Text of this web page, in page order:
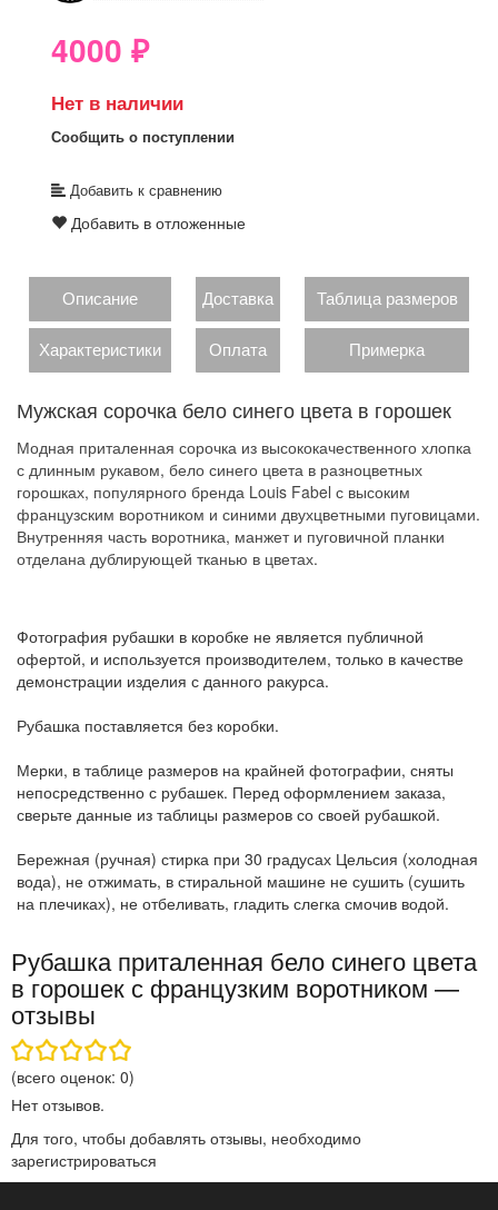
4000 ₽
Нет в наличии
Сообщить о поступлении
Добавить к сравнению
Добавить в отложенные
Описание Доставка Таблица размеров
Характеристики Оплата Примерка
Мужская сорочка бело синего цвета в горошек
Модная приталенная сорочка из высококачественного хлопка
с длинным рукавом, бело синего цвета в разноцветных
горошках, популярного бренда Louis Fabel с высоким
французским воротником и синими двухцветными пуговицами.
Внутренняя часть воротника, манжет и пуговичной планки
отделана дублирующей тканью в цветах.
Фотография рубашки в коробке не является публичной
офертой, и используется производителем, только в качестве
демонстрации изделия с данного ракурса.
Рубашка поставляется без коробки.
Мерки, в таблице размеров на крайней фотографии, сняты
непосредственно с рубашек. Перед оформлением заказа,
сверьте данные из таблицы размеров со своей рубашкой.
Бережная (ручная) стирка при 30 градусах Цельсия (холодная
вода), не отжимать, в стиральной машине не сушить (сушить
на плечиках), не отбеливать, гладить слегка смочив водой.
Рубашка приталенная бело синего цвета
в горошек с французким воротником —
отзывы
(всего оценок: 0)
Нет отзывов.
Для того, чтобы добавлять отзывы, необходимо
зарегистрироваться